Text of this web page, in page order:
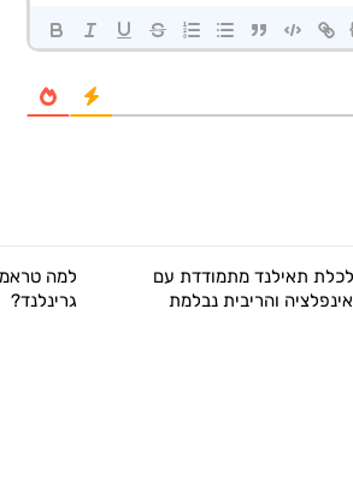
תאילנד מתמודדת עם
והריבית נבלמת
למה
גרינלנד?